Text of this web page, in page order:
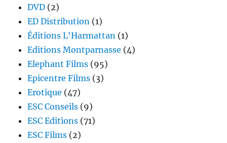
DVD (2)
ED Distribution (1)
Éditions L'Harmattan (1)
Editions Montparnasse (4)
Elephant Films (95)
Epicentre Films (3)
Erotique (47)
ESC Conseils (9)
ESC Editions (71)
ESC Films (2)